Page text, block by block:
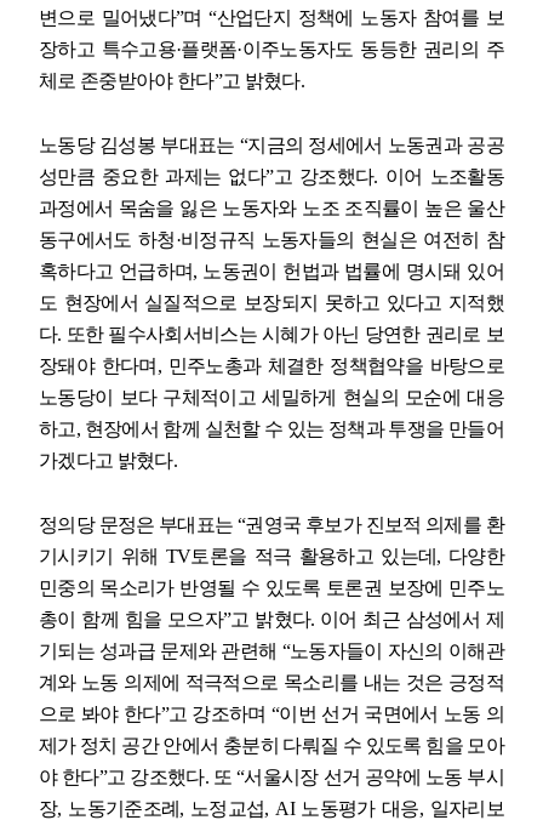
변으로 밀어냈다”며“산업단지 정책에 노동자 참여를 보
장하고 특수고용·플랫폼·이주노동자도 동등한 권리의 주
체로 존중받아야 한다”고 밝혔다.
노동당 김성봉 부대표는 “지금의 정세에서 노동권과 공공
성만큼 중요한 과제는 없다”고 강조했다. 이어 노조활동
과정에서 목숨을 잃은 노동자와 노조 조직률이 높은 울산
동구에서도 하청·비정규직 노동자들의 현실은 여전히 참
혹하다고 언급하며, 노동권이 헌법과 법률에 명시돼 있어
도 현장에서 실질적으로 보장되지 못하고 있다고 지적했
다. 또한 필수사회서비스는 시혜가 아닌 당연한 권리로 보
장돼야 한다며 , 민주노총과 체결한 정책협약을 바탕으로
노동당이 보다 구체적이고 세밀하게 현실의 모순에 대응
하고, 현장에서 함께 실천할 수 있는 정책과 투쟁을 만들어
가겠다고 밝혔다.
정의당 문정은 부대표는“권영국 후보가 진보적 의제를 환
기시키기 위해 TV토론을 적극 활용하고 있는데 , 다양한
민중의 목소리가 반영될 수 있도록 토론권 보장에 민주노
총이 함께 힘을 모으자”고 밝혔다. 이어 최근 삼성에서 제
기되는 성과급 문제와 관련해 “노동자들이 자신의 이해관
계와 노동 의제에 적극적으로 목소리를 내는 것은 긍정적
으로 봐야 한다”고 강조하며“이번 선거 국면에서 노동 의
제가 정치 공간 안에서 충분히 다뤄질 수 있도록 힘을 모아
야 한다”고 강조했다. 또“서울시장 선거 공약에 노동 부시
장, 노동기준조례 , 노정교섭, AI 노동평가 대응, 일자리보